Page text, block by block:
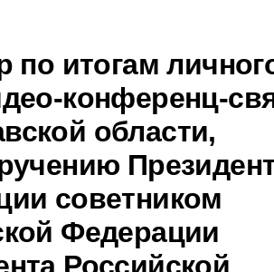
по итогам
конференц-
области,
советником
Федерации
Российской